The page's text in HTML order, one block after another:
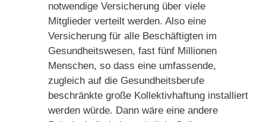
notwendige Versicherung über viele
Mitglieder verteilt werden. Also eine
Versicherung für alle Beschäftigten im
Gesundheitswesen, fast fünf Millionen
Menschen, so dass eine umfassende,
zugleich auf die Gesundheitsberufe
beschränkte große Kollektivhaftung installiert
werden würde. Dann wäre eine andere